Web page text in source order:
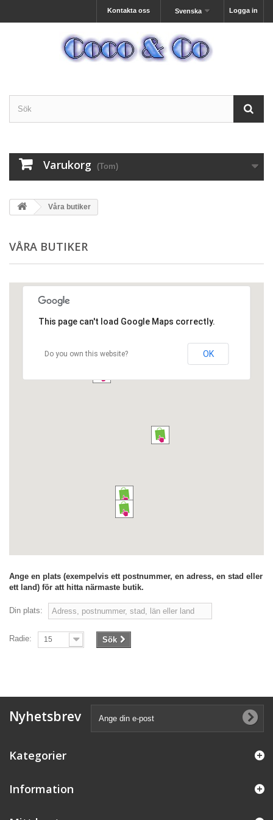
Logga in
Svenska
Kontakta oss
Varukorg (Tom)
Våra butiker
VÅRA BUTIKER
This page can't load Google Maps correctly.
Do you own this website? OK
Ange en plats (exempelvis ett postnummer, en adress, en stad eller
ett land) för att hitta närmaste butik.
Din plats:
Radie: 15 Sök
Nyhetsbrev
Kategorier
Information